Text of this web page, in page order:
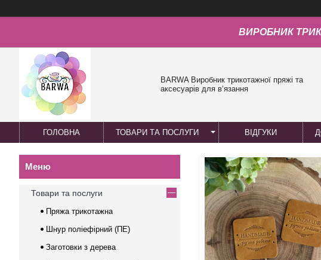
ВИРОБНИК
BARWA Виробник трикотажної пряжі та
аксесуарів для в‘язання
ГОЛОВНА ТОВАРИ ТА ПОСЛУГИ ВІДГУКИ
Товари та послуги
Пряжа трикотажна
Шнур поліефірний (ПЕ)
Заготовки з дерева